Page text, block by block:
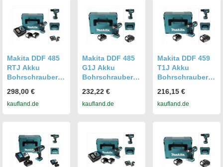
Makita DDF 485
RTJ Akku
Bohrschrauber
Makpac + 2x 5,0
Ah Akku +
298,00 €
kaufland.de
Makita DDF 485
G1J Akku
Bohrschrauber
Makpac + 1x 6,0
Ah Akku - ohne
232,22 €
kaufland.de
Makita DDF 459
T1J Akku
Bohrschrauber
Makpac + 1x 5,0
Ah Akku - ohne
216,15 €
kaufland.de